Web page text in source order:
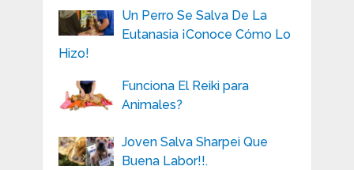
Un Perro Se Salva De La
Eutanasia ¡Conoce Cómo Lo
Hizo!
Funciona El Reiki para
Animales?
Joven Salva Sharpei Que
Buena Labor!!.